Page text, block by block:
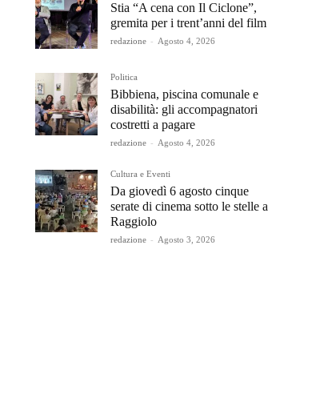
Stia “A cena con Il Ciclone”,
gremita per i trent’anni del film
redazione - Agosto 4, 2026
Politica
Bibbiena, piscina comunale e
disabilità: gli accompagnatori
costretti a pagare
redazione - Agosto 4, 2026
Cultura e Eventi
Da giovedì 6 agosto cinque
serate di cinema sotto le stelle a
Raggiolo
redazione - Agosto 3, 2026